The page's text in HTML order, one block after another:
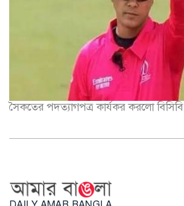
সৈকতের পদত্যাগপত্র কার্যকর করলো বিসিবি